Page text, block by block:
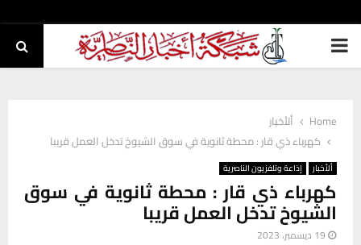
PRIMARY
Home
ألأخبار
كهرباء ذي قار : محطة ثانوية في سوق الشيوخ تدخل العمل قريبا
ألأخبار إذاعة وتلفزيون الناصرية
كهرباء ذي قار : محطة ثانوية في سوق
الشيوخ تدخل العمل قريبا
19 ديسمبر، 2023